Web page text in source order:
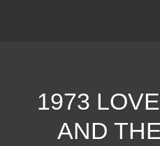
1973
AND